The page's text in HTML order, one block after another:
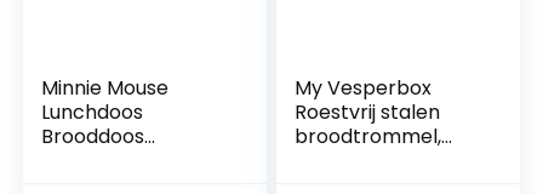
Minnie Mouse
Lunchdoos
Brooddoos
My Vesperbox
Roestvrij stalen
broodtrommel,